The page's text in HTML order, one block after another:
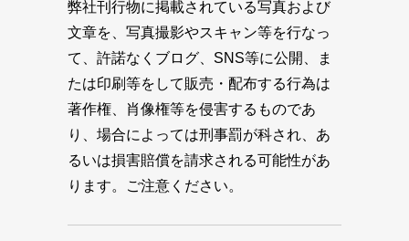
弊社刊行物に掲載されている写真および
文章を、写真撮影やスキャン等を行なっ
て、許諾なくブログ、SNS等に公開、ま
たは印刷等をして販売・配布する行為は
著作権、肖像権等を侵害するものであ
り、場合によっては刑事罰が科され、あ
るいは損害賠償を請求される可能性があ
ります。ご注意ください。